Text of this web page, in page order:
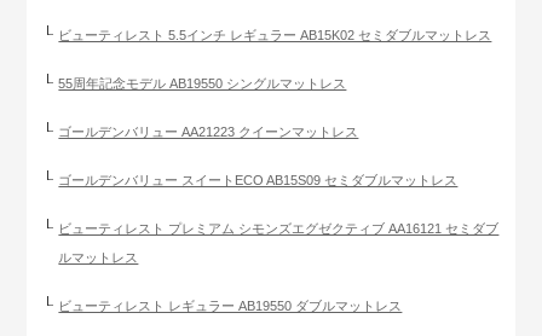
ビューティレスト 5.5インチ レギュラー AB15K02 セミダブルマットレス
55周年記念モデル AB19550 シングルマットレス
ゴールデンバリュー AA21223 クイーンマットレス
ゴールデンバリュー スイートECO AB15S09 セミダブルマットレス
ビューティレスト プレミアム シモンズエグゼクティブ AA16121 セミダブ
ルマットレス
ビューティレスト レギュラー AB19550 ダブルマットレス